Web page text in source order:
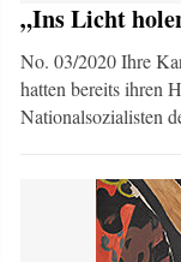
„Ins Licht
No. 03/2020 Ihre
hatten bereits ihren
Nationalsozialisten